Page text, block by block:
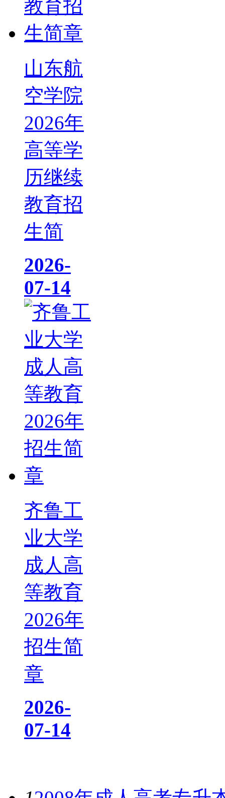
山东航
空学院
2026年
高等学
历继续
教育招
生简
2026-
07-14
齐鲁工
业大学
成人高
等教育
2026年
招生简
章
2026-
07-14